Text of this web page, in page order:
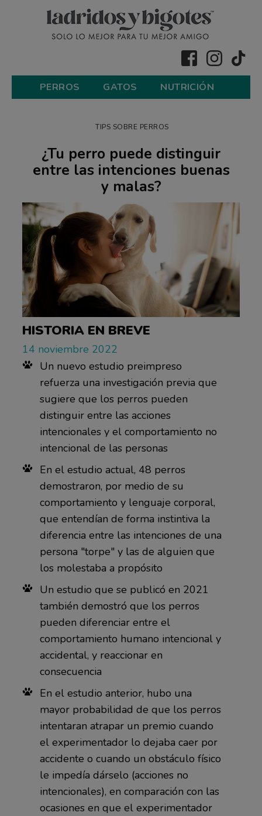
PERROS GATOS NUTRICIÓN
TIPS SOBRE PERROS
¿Tu perro puede distinguir
entre las intenciones buenas
y malas?
14 noviembre 2022
HISTORIA EN BREVE
Un nuevo estudio preimpreso
refuerza una investigación previa que
sugiere que los perros pueden
distinguir entre las acciones
intencionales y el comportamiento no
intencional de las personas
En el estudio actual, 48 perros
demostraron, por medio de su
comportamiento y lenguaje corporal,
que entendían de forma instintiva la
diferencia entre las intenciones de una
persona "torpe" y las de alguien que
los molestaba a propósito
Un estudio que se publicó en 2021
también demostró que los perros
pueden diferenciar entre el
comportamiento humano intencional y
accidental, y reaccionar en
consecuencia
En el estudio anterior, hubo una
mayor probabilidad de que los perros
intentaran atrapar un premio cuando
el experimentador lo dejaba caer por
accidente o cuando un obstáculo físico
le impedía dárselo (acciones no
intencionales), en comparación con las
ocasiones en que el experimentador